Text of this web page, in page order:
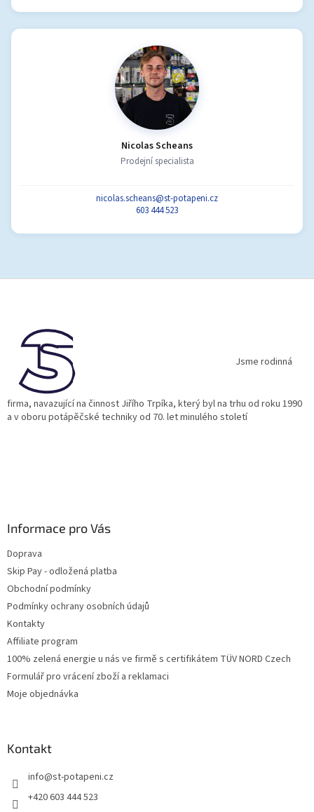
Nicolas Scheans
Prodejní specialista
nicolas.scheans@st-potapeni.cz
603 444 523
Jsme rodinná
firma, navazující na činnost Jiřího Trpíka, který byl na trhu od roku 1990
a v oboru potápěčské techniky od 70. let minulého století
Informace pro Vás
Doprava
Skip Pay - odložená platba
Obchodní podmínky
Podmínky ochrany osobních údajů
Kontakty
Affiliate program
100% zelená energie u nás ve firmě s certifikátem TÜV NORD Czech
Formulář pro vrácení zboží a reklamaci
Moje objednávka
Kontakt
info@st-potapeni.cz
+420 603 444 523